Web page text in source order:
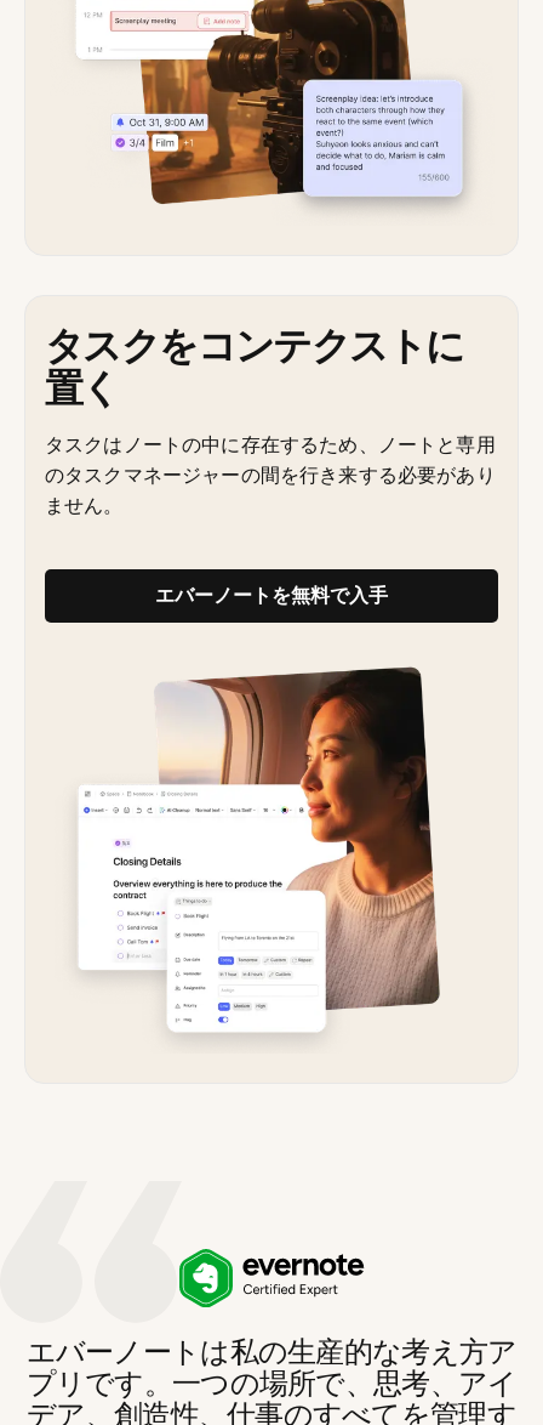
タスクをコンテクストに
置く
タスクはノートの中に存在するため、ノートと専用
のタスクマネージャーの間を行き来する必要があり
ません。
エバーノートを無料で入手
エバーノートは私の生産的な考え方ア
プリです。一つの場所で、思考、アイ
デア、創造性、仕事のすべてを管理す